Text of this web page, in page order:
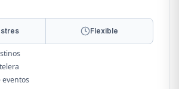
Flexible
eventos